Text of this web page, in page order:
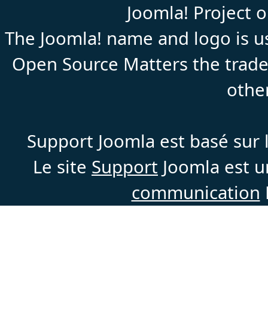
Joomla! Project
The Joomla! name and logo is
Open Source Matters the
Support Joomla est basé
Le site Support Joomla est
communication